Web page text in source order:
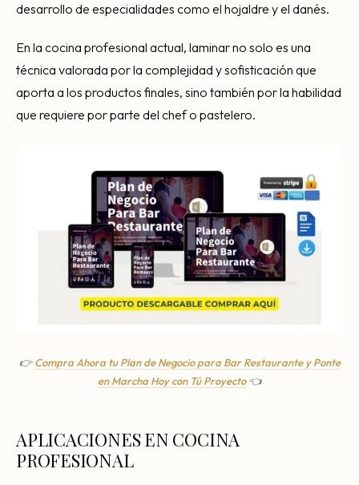
desarrollo de especialidades como el hojaldre y el danés.
En la cocina profesional actual, laminar no solo es una
técnica valorada por la complejidad y sofisticación que
aporta a los productos finales, sino también por la habilidad
que requiere por parte del chef o pastelero.
👉Compra Ahora tu Plan de Negocio para Bar Restaurante y Ponte
en Marcha Hoy con Tú Proyecto👈
APLICACIONES EN COCINA
PROFESIONAL